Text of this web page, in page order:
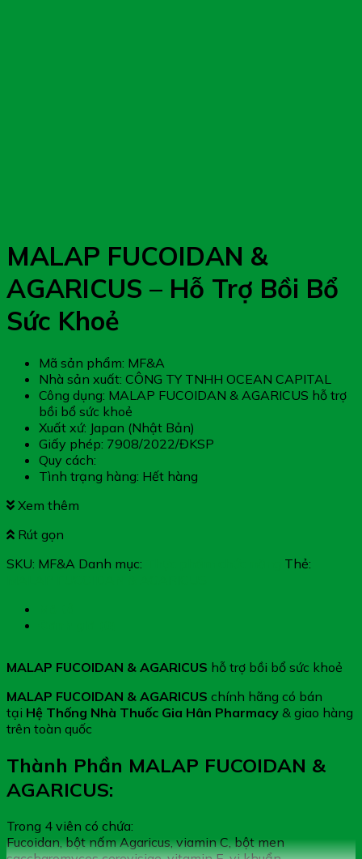
MALAP FUCOIDAN &
AGARICUS – Hỗ Trợ Bồi Bổ
Sức Khoẻ
Mã sản phẩm: MF&A
Nhà sản xuất: CÔNG TY TNHH OCEAN CAPITAL
Công dụng: MALAP FUCOIDAN & AGARICUS hỗ trợ
bồi bổ sức khoẻ
Xuất xứ: Japan (Nhật Bản)
Giấy phép: 7908/2022/ĐKSP
Quy cách:
Tình trạng hàng: Hết hàng
Xem thêm
Rút gọn
SKU: MF&A Danh mục:
Thẻ:
MALAP FUCOIDAN & AGARICUS hỗ trợ bồi bổ sức khoẻ
MALAP FUCOIDAN & AGARICUS chính hãng có bán
tại Hệ Thống Nhà Thuốc Gia Hân Pharmacy & giao hàng
trên toàn quốc
Thành Phần MALAP FUCOIDAN &
AGARICUS:
Trong 4 viên có chứa:
Fucoidan, bột nấm Agaricus, viamin C, bột men